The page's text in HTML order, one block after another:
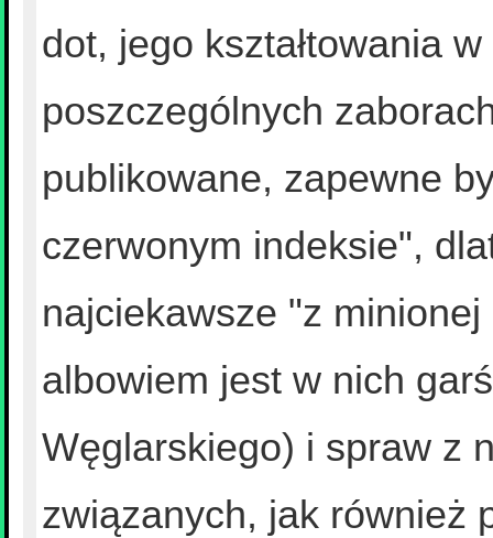
dot, jego kształtowania w
poszczególnych
publikowane, zapewne
czerwonym indeksie",
najciekawsze "z minionej
albowiem jest w nich
Węglarskiego) i spraw z
związanych, jak również